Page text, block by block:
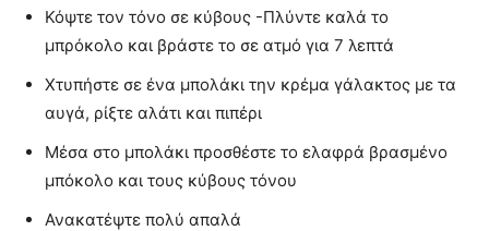
Κόψτε τον τόνο σε κύβους -Πλύντε καλά το
μπρόκολο και βράστε το σε ατμό για 7 λεπτά
Χτυπήστε σε ένα μπολάκι την κρέμα γάλακτος με τα
αυγά, ρίξτε αλάτι και πιπέρι
Μέσα στο μπολάκι προσθέστε το ελαφρά βρασμένο
μπόκολο και τους κύβους τόνου
Ανακατέψτε πολύ απαλά